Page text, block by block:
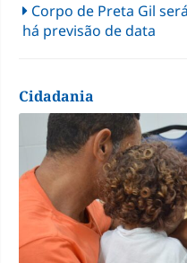
Corpo de Preta Gil
há previsão de data
Cidadania